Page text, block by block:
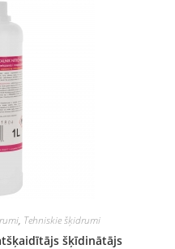
, Tehniskie šķidrumi
šķīdinātājs